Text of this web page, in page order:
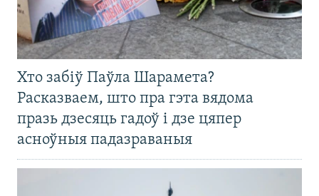
Хто забіў Паўла Шарамета?
Расказваем, што пра гэта вядома
празь дзесяць гадоў і дзе цяпер
асноўныя падазраваныя